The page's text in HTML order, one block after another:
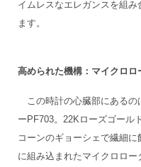
イムレスなエレガンスを組
ます。
高められた機構：マイクロロ
この時計の心臓部にあるの
ーPF703。22Kローズゴール
コーンのギョーシェで繊細
に組み込まれたマイクロロ